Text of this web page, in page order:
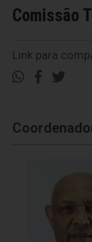
Comissão
Link para